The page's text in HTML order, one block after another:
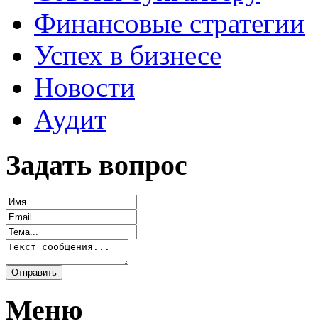
Финансовые стратегии
Успех в бизнесе
Новости
Аудит
Задать вопрос
Меню